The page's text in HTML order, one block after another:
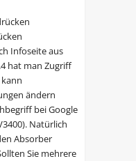
Infoseite aus
hat man Zugriff
ändern
bei Google
Natürlich
Absorber
Sie mehrere